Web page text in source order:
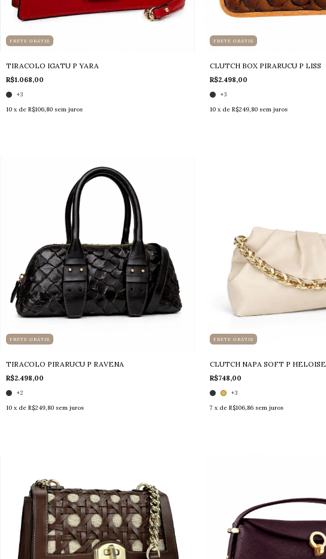
FRETE GRÁTIS
TIRACOLO IGATU P YARA
R$1.068,00
+3
10 x de R$106,80 sem juros
FRETE GRÁTIS
CLUTCH BOX PIRARUCU P LISS
R$2.498,00
+3
10 x de R$249,80 sem juros
FRETE GRÁTIS
TIRACOLO PIRARUCU P RAVENA
R$2.498,00
+2
10 x de R$249,80 sem juros
FRETE GRÁTIS
CLUTCH NAPA SOFT P HELOISE
R$748,00
+3
7 x de R$106,86 sem juros